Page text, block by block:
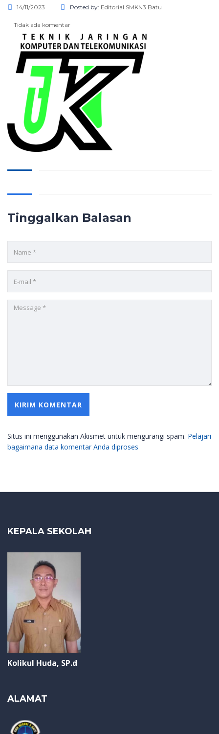
14/11/2023 Posted by: Editorial SMKN3 Batu
Tidak ada komentar
Tinggalkan Balasan
Situs ini menggunakan Akismet untuk mengurangi spam. Pelajari
bagaimana data komentar Anda diproses
KEPALA SEKOLAH
Kolikul Huda, SP.d
ALAMAT